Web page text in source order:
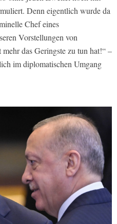
Denn eigentlich wurde da
Chef eines
Vorstellungen von
das Geringste zu tun hat!“ –
im diplomatischen Umgang